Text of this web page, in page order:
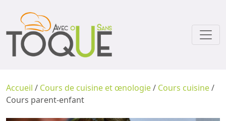
Accueil / Cours de cuisine et œnologie/ Cours cuisine/
Cours parent-enfant